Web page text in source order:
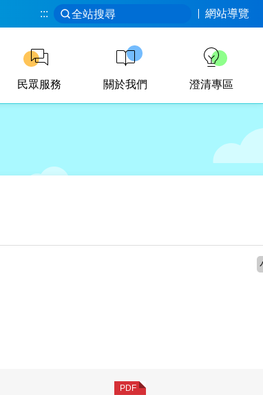
::: 全站搜尋 網站導覽
民眾服務 關於我們 澄清專區
PDF